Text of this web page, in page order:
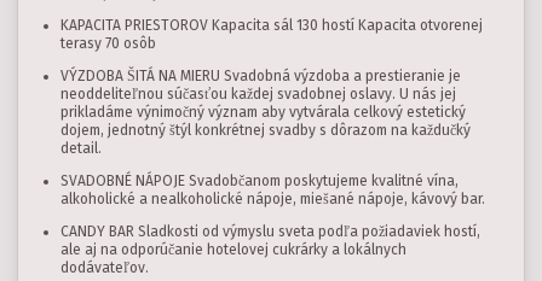
KAPACITA PRIESTOROV Kapacita sál 130 hostí Kapacita otvorenej
terasy 70 osôb
VÝZDOBA ŠITÁ NA MIERU Svadobná výzdoba a prestieranie je
neoddeliteľnou súčasťou každej svadobnej oslavy. U nás jej
prikladáme výnimočný význam aby vytvárala celkový estetický
dojem, jednotný štýl konkrétnej svadby s dôrazom na každučký
detail.
SVADOBNÉ NÁPOJE Svadobčanom poskytujeme kvalitné vína,
alkoholické a nealkoholické nápoje, miešané nápoje, kávový bar.
CANDY BAR Sladkosti od výmyslu sveta podľa požiadaviek hostí,
ale aj na odporúčanie hotelovej cukrárky a lokálnych
dodávateľov.